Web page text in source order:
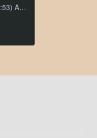
Arany Gyűrű (méret:53) AU 83990